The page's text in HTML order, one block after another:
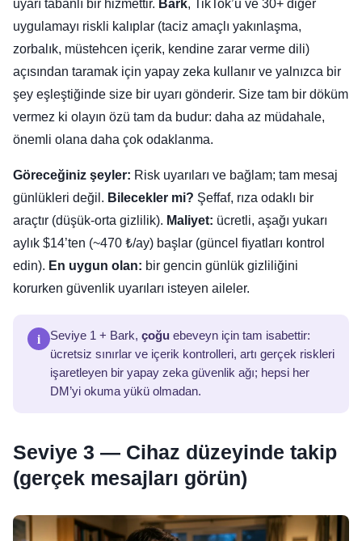
uyarı tabanlı bir hizmettir. Bark, TikTok’u ve 30+ diğer
uygulamayı riskli kalıplar (taciz amaçlı yakınlaşma,
zorbalık, müstehcen içerik, kendine zarar verme dili)
açısından taramak için yapay zeka kullanır ve yalnızca bir
şey eşleştiğinde size bir uyarı gönderir. Size tam bir döküm
vermez ki olayın özü tam da budur: daha az müdahale,
önemli olana daha çok odaklanma.
Göreceğiniz şeyler: Risk uyarıları ve bağlam; tam mesaj
günlükleri değil. Bilecekler mi? Şeffaf, rıza odaklı bir
araçtır (düşük-orta gizlilik). Maliyet: ücretli, aşağı yukarı
aylık $14’ten (~470 ₺/ay) başlar (güncel fiyatları kontrol
edin). En uygun olan: bir gencin günlük gizliliğini
korurken güvenlik uyarıları isteyen aileler.
i Seviye 1 + Bark, çoğu ebeveyn için tam isabettir:
ücretsiz sınırlar ve içerik kontrolleri, artı gerçek riskleri
işaretleyen bir yapay zeka güvenlik ağı; hepsi her
DM’yi okuma yükü olmadan.
Seviye 3 — Cihaz düzeyinde takip
(gerçek mesajları görün)